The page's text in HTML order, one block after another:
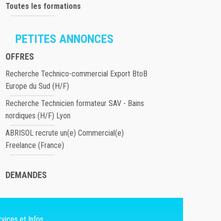
Toutes les formations
PETITES ANNONCES
OFFRES
Recherche Technico-commercial Export BtoB
Europe du Sud (H/F)
Recherche Technicien formateur SAV - Bains
nordiques (H/F) Lyon
ABRISOL recrute un(e) Commercial(e)
Freelance (France)
DEMANDES